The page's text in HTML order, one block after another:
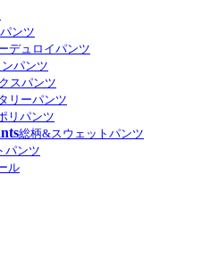
ンツ
デュロイパンツ
パンツ
スパンツ
リーパンツ
リパンツ
総柄&スウェットパンツ
パンツ
ル